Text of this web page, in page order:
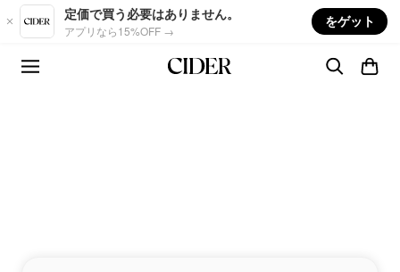
Skip to main content
定価で買う必要はありません。
アプリなら15%OFF →
をゲット